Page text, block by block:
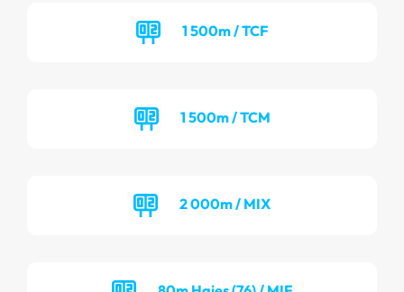
1 500m / TCF
1 500m / TCM
2 000m / MIX